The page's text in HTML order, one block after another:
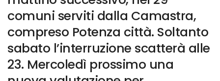
comuni serviti dalla Camastra,
compreso Potenza città. Soltanto
sabato l’interruzione scatterà alle
23. Mercoledì prossimo una